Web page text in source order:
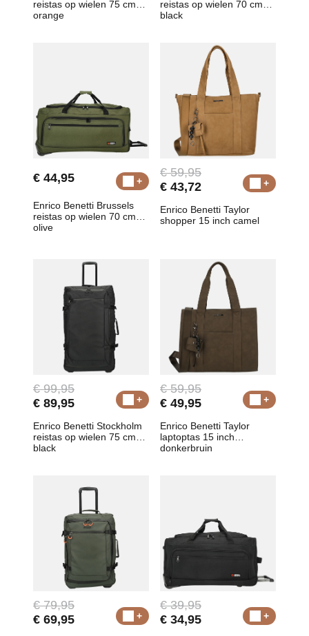
reistas op wielen 75 cm
orange
reistas op wielen 70 cm
black
€ 44,95
Enrico Benetti Brussels
reistas op wielen 70 cm
olive
€ 59,95
€ 43,72
Enrico Benetti Taylor
shopper 15 inch camel
€ 99,95
€ 89,95
Enrico Benetti Stockholm
reistas op wielen 75 cm
black
€ 59,95
€ 49,95
Enrico Benetti Taylor
laptoptas 15 inch
donkerbruin
€ 79,95
€ 69,95
€ 39,95
€ 34,95